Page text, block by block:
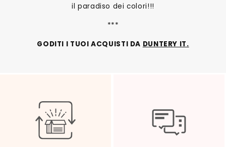
il paradiso dei colori!!!
***
GODITI I TUOI ACQUISTI DA DUNTERY IT.